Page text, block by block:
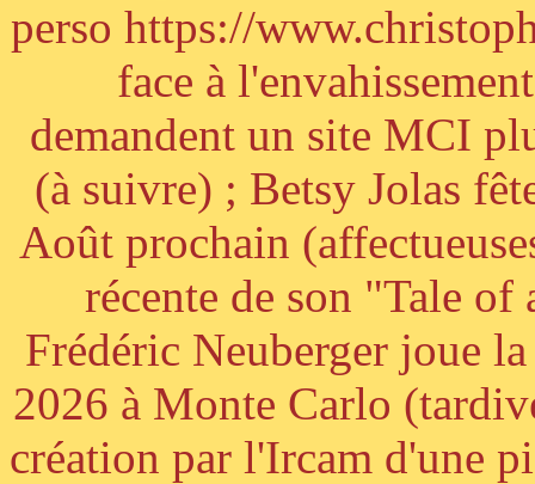
perso https://
face à
demandent un site MCI
(à suivre) ; Betsy Jolas
Août prochain
récente de son "Tale of
Frédéric Neuberger joue
2026 à Monte Carlo
création par l'Ircam d'une